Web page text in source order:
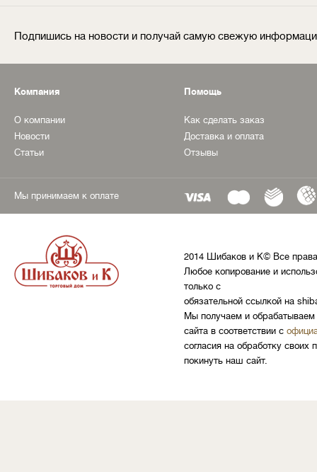
Подпишись на новости и получай самую свежую
Компания
О компании
Новости
Статьи
Помощь
Как сделать заказ
Доставка и оплата
Отзывы
Мы принимаем к оплате
2014 Шибаков и К© Все
Любое копирование и
только с
обязательной ссылкой на
Мы получаем и обрабатываем
сайта в соответствии с
согласия на обработку
покинуть наш сайт.